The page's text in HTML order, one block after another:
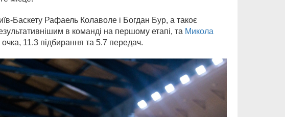
Баскету Рафаель Колаволе і Богдан Бур, а такоє
в команді на першому етапі, та Микола
11.3 підбирання та 5.7 передач.